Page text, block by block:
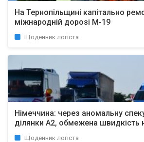
На Тернопільщині капітально
міжнародній дорозі М-19
Щоденник логіста
Німеччина: через аномальну
ділянки A2, обмежена швидкість
Щоденник логіста